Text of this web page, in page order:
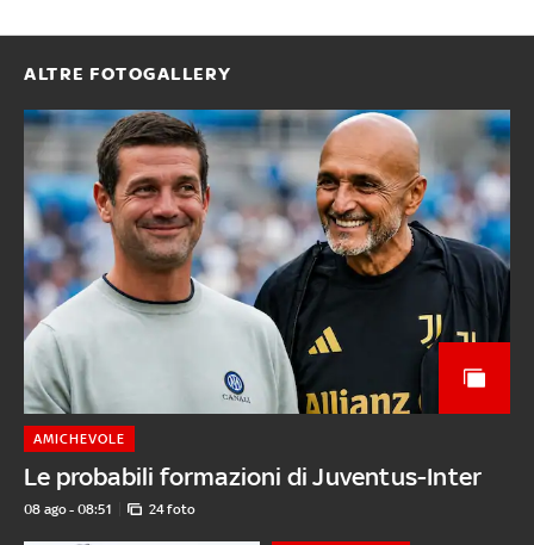
ALTRE FOTOGALLERY
Le probabili formazioni di Juventus-Inter
AMICHEVOLE
08 ago - 08:51 24 foto